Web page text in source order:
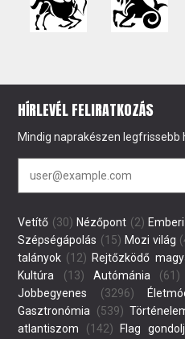
HÍRLEVÉL FELIRATKOZÁS
Mindig naprakészen legfrissebb
Vetítő (30) Nézőpont (2)
Szépségápolás (15) Mozi világ
talányok (12) Rejtőzködő
Kultúra (13) Autómánia(61)
Jobbegyenes (3296)
Gasztronómia (539)
atlantiszom (142) Flag